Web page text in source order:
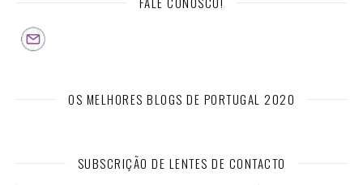
OS MELHORES BLOGS DE PORTUGAL 2020
SUBSCRIÇÃO DE LENTES DE CONTACTO